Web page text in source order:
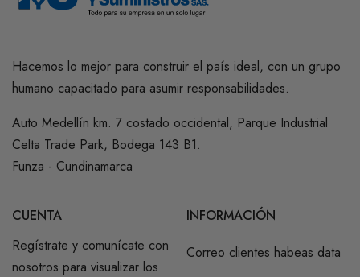
Hacemos lo mejor para construir el país ideal, con un grupo
humano capacitado para asumir responsabilidades.
Auto Medellín km. 7 costado occidental, Parque Industrial
Celta Trade Park, Bodega 143 B1.
Funza - Cundinamarca
CUENTA
Regístrate y comunícate con
nosotros para visualizar los
INFORMACIÓN
Correo clientes habeas data